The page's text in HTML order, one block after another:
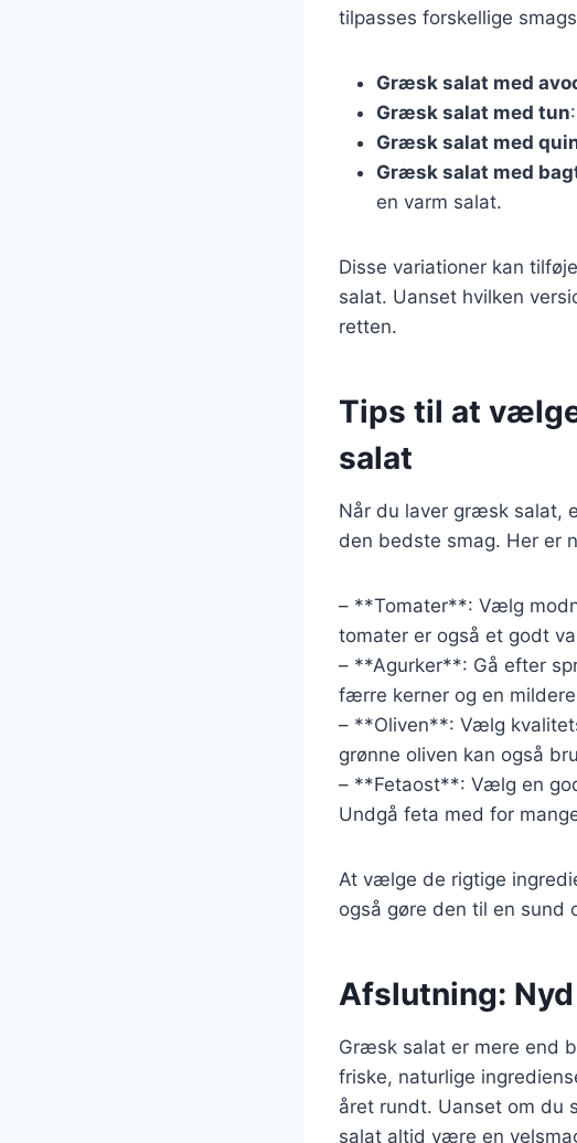
tilpasses forskellige
Græsk salat med
Græsk salat med tun
Græsk salat med
Græsk salat med
en varm salat.
Disse variationer kan
salat. Uanset hvilken
retten.
Tips til at
salat
Når du laver græsk salat,
den bedste smag. Her er
– **Tomater**: Vælg
tomater er også et godt
– **Agurker**: Gå efter
færre kerner og en
– **Oliven**: Vælg
grønne oliven kan også
– **Fetaost**: Vælg en
Undgå feta med for
At vælge de rigtige
også gøre den til en sund
Afslutning:
Græsk salat er mere end
friske, naturlige
året rundt. Uanset om du
salat altid være en